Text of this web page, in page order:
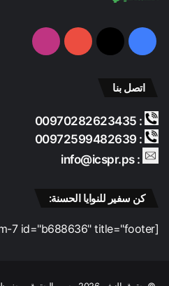
فيسبوك ‫X
‫YouTubeانستقرام
اتصل بنا
: 00970282623435
: 00972599482639
: info@icspr.ps
كن سفير للنوايا الحسنة:
[contact-form-7 id="b688636" title="footer"]